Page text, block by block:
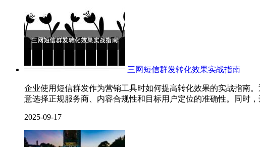
三网短信群发转化效果实战指南
企业使用短信群发作为营销工具时如何提高转化效果的实战指南
意选择正规服务商、内容合规性和目标用户定位的准确性。同时
2025-09-17